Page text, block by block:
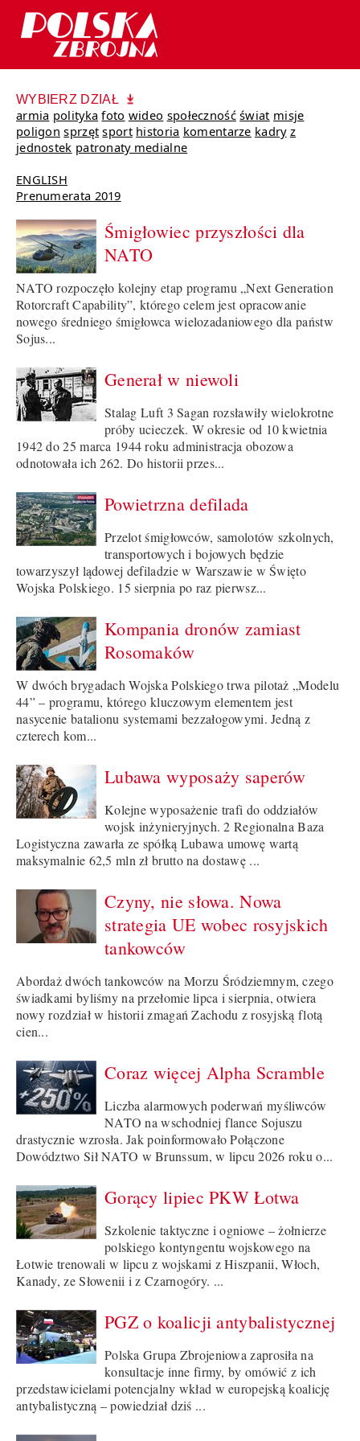
WYBIERZ DZIAŁ
armia polityka foto wideo społeczność świat misje
poligon sprzęt sport historia komentarze kadry z
jednostek patronaty medialne
ENGLISH
Prenumerata 2019
Śmigłowiec przyszłości dla
NATO
NATO rozpoczęło kolejny etap programu „Next Generation
Rotorcraft Capability”, którego celem jest opracowanie
nowego średniego śmigłowca wielozadaniowego dla państw
Sojus...
Generał w niewoli
Stalag Luft 3 Sagan rozsławiły wielokrotne
próby ucieczek. W okresie od 10 kwietnia
1942 do 25 marca 1944 roku administracja obozowa
odnotowała ich 262. Do historii przes...
Powietrzna defilada
Przelot śmigłowców, samolotów szkolnych,
transportowych i bojowych będzie
towarzyszył lądowej defiladzie w Warszawie w Święto
Wojska Polskiego. 15 sierpnia po raz pierwsz...
Kompania dronów zamiast
Rosomaków
W dwóch brygadach Wojska Polskiego trwa pilotaż „Modelu
44” – programu, którego kluczowym elementem jest
nasycenie batalionu systemami bezzałogowymi. Jedną z
czterech kom...
Lubawa wyposaży saperów
Kolejne wyposażenie trafi do oddziałów
wojsk inżynieryjnych. 2 Regionalna Baza
Logistyczna zawarła ze spółką Lubawa umowę wartą
maksymalnie 62,5 mln zł brutto na dostawę ...
Czyny, nie słowa. Nowa
strategia UE wobec rosyjskich
tankowców
Abordaż dwóch tankowców na Morzu Śródziemnym, czego
świadkami byliśmy na przełomie lipca i sierpnia, otwiera
nowy rozdział w historii zmagań Zachodu z rosyjską flotą
cien...
Coraz więcej Alpha Scramble
Liczba alarmowych poderwań myśliwców
NATO na wschodniej flance Sojuszu
drastycznie wzrosła. Jak poinformowało Połączone
Dowództwo Sił NATO w Brunssum, w lipcu 2026 roku o...
Gorący lipiec PKW Łotwa
Szkolenie taktyczne i ogniowe – żołnierze
polskiego kontyngentu wojskowego na
Łotwie trenowali w lipcu z wojskami z Hiszpanii, Włoch,
Kanady, ze Słowenii i z Czarnogóry. ...
PGZ o koalicji antybalistycznej
Polska Grupa Zbrojeniowa zaprosiła na
konsultacje inne firmy, by omówić z ich
przedstawicielami potencjalny wkład w europejską koalicję
antybalistyczną – powiedział dziś ...